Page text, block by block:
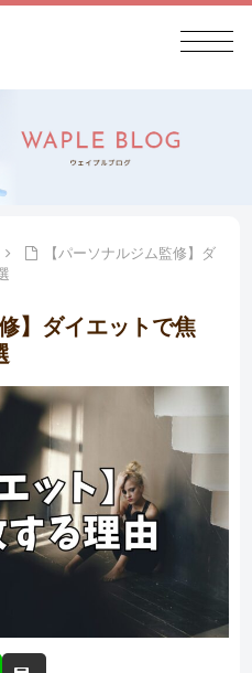
【パーソナルジム監修】ダ
】ダイエットで焦